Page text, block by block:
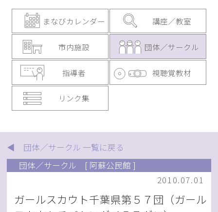
まなびカレンダー 講座／教室
市内施設 団体／サークル
指導者 視聴覚教材
リンク集
◀ 団体／サークル 一覧に戻る
団体／サークル
[ 阿蘇公民館 ]
2010.07.01
ガールスカウト千葉県第５７団（ガール